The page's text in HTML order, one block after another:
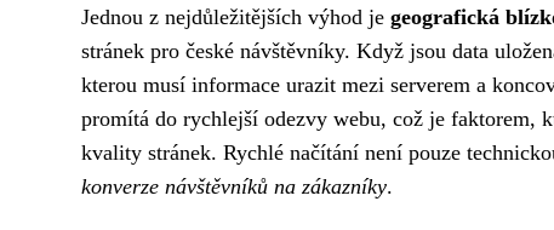
Jednou z nejdůležitějších výhod je geografická
stránek pro české návštěvníky. Když jsou data
kterou musí informace urazit mezi serverem a
promítá do rychlejší odezvy webu, což je faktorem,
kvality stránek. Rychlé načítání není pouze
konverze návštěvníků na zákazníky.